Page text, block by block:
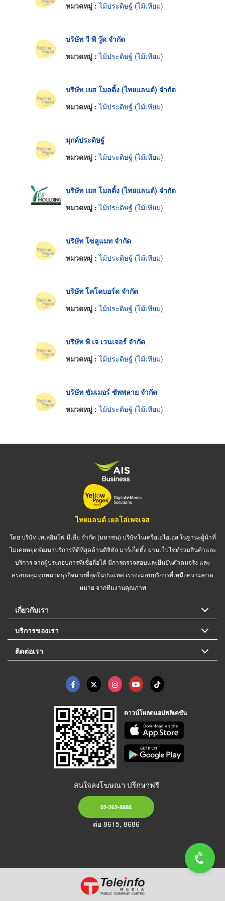
หมวดหมู่ :ไม้ประดิษฐ์ (ไม้เทียม)
บริษัท วี พี วู๊ด จำกัด
หมวดหมู่ :ไม้ประดิษฐ์ (ไม้เทียม)
บริษัท เยส โมลดิ้ง (ไทยแลนด์) จำกัด
หมวดหมู่ :ไม้ประดิษฐ์ (ไม้เทียม)
มุกด์ประดิษฐ์
หมวดหมู่ :ไม้ประดิษฐ์ (ไม้เทียม)
บริษัท เยส โมลดิ้ง (ไทยแลนด์) จำกัด
หมวดหมู่ :ไม้ประดิษฐ์ (ไม้เทียม)
บริษัท โซลูแมท จำกัด
หมวดหมู่ :ไม้ประดิษฐ์ (ไม้เทียม)
บริษัท โคโคบอร์ด จำกัด
หมวดหมู่ :ไม้ประดิษฐ์ (ไม้เทียม)
บริษัท พี เจ เวนเจอร์ จำกัด
หมวดหมู่ :ไม้ประดิษฐ์ (ไม้เทียม)
บริษัท ซัมเมอร์ ซัพพลาย จำกัด
หมวดหมู่ :ไม้ประดิษฐ์ (ไม้เทียม)
ไทยแลนด์ เยลโล่เพจเจส
โดย บริษัท เทเลอินโฟ มีเดีย จำกัด (มหาชน) บริษัทในเครือเอไอเอส ในฐานะผู้นำที่
ไม่เคยหยุดพัฒนาบริการที่ดีที่สุดด้านดิจิทัล มาร์เก็ตติ้ง ผ่านเว็บไซต์รวมสินค้าและ
บริการ จากผู้ประกอบการที่เชื่อถือได้ มีการตรวจสอบและยืนยันตัวตนจริง และ
ครอบคลุมทุกหมวดธุรกิจมากที่สุดในประเทศ เราจะมอบบริการที่เหนือความคาด
หมาย จากทีมงานคุณภาพ
เกี่ยวกับเรา
บริการของเรา
ติดต่อเรา
ดาวน์โหลดแอปพลิเคชัน
สนใจลงโฆษณา ปรึกษาฟรี
02-262-8888
ต่อ 8615, 8686